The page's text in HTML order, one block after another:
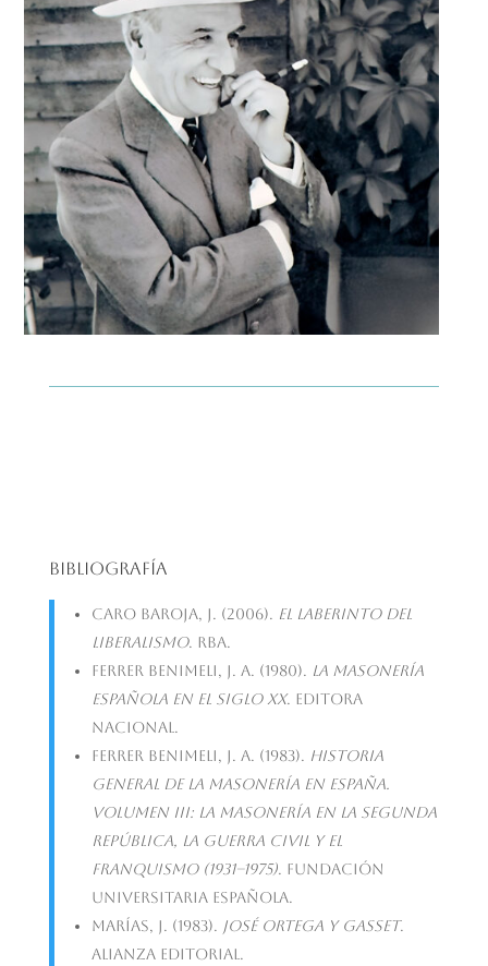
Bibliografía
Caro Baroja, J. (2006). El laberinto del
liberalismo. RBA.
Ferrer Benimeli, J. A. (1980). La masonería
española en el siglo XX. Editora
Nacional.
Ferrer Benimeli, J. A. (1983). Historia
general de la masonería en España.
Volumen III: La masonería en la Segunda
República, la guerra civil y el
franquismo (1931–1975). Fundación
Universitaria Española.
Marías, J. (1983). José Ortega y Gasset.
Alianza Editorial.